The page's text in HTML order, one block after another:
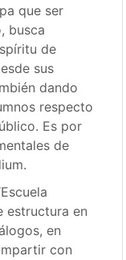
que ser
busca
de
sus
dando
respecto
Es por
de
estructura en
en
con